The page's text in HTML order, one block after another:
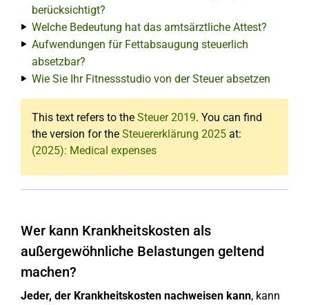
berücksichtigt?
Welche Bedeutung hat das amtsärztliche Attest?
Aufwendungen für Fettabsaugung steuerlich
absetzbar?
Wie Sie Ihr Fitnessstudio von der Steuer absetzen
This text refers to the Steuer 2019. You can find
the version for the Steuererklärung 2025 at:
(2025): Medical expenses
Wer kann Krankheitskosten als
außergewöhnliche Belastungen geltend
machen?
Jeder, der Krankheitskosten nachweisen kann, kann